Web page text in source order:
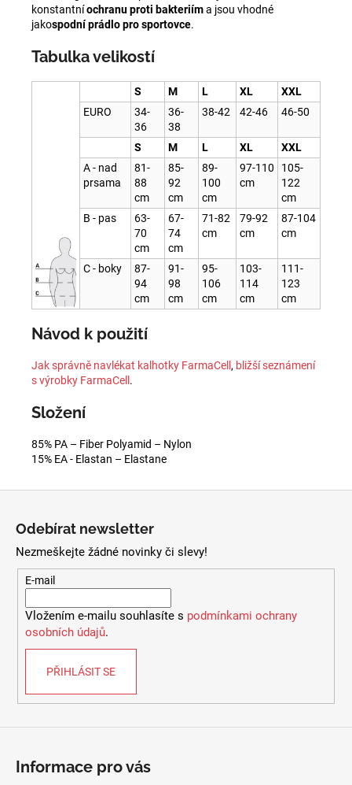
konstantníochranuproti bakteriíma jsou vhodné
jakospodní prádlopro sportovce.
Tabulka velikostí
S M L XL
XXL
EURO
34-
36
36-
38
38-42 42-46 46-50
S M L XL
XXL
A - nad
prsama
81-
88
cm
85-
92
cm
89-
100
cm
97-110
cm
105-
122
cm
B - pas
63-
70
cm
67-
74
cm
71-82
cm
79-92
cm
87-104
cm
C - boky
87-
94
cm
91-
98
cm
95-
106
cm
103-
114
cm
111-
123
cm
Návod k použití
Jak správně navlékat kalhotky FarmaCell , bližší seznámení
s výrobky FarmaCell .
Složení
85% PA – Fiber Polyamid – Nylon
15% EA - Elastan – Elastane
Odebírat newsletter
Nezmeškejte žádné novinky či slevy!
E-mail
Vložením e-mailu souhlasíte s podmínkami ochrany
osobních údajů.
PŘIHLÁSIT SE
Informace pro vás